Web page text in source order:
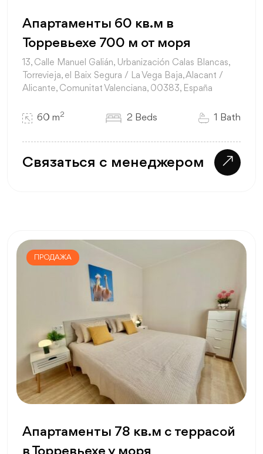
Апартаменты 60 кв.м в
Торревьехе 700 м от моря
13, Calle Manuel Galián, Urbanización Calas Blancas,
Torrevieja, el Baix Segura / La Vega Baja, Alacant /
Alicante, Comunitat Valenciana, 00383, España
60 m2 2 Beds 1 Bath
Связаться с менеджером
ПРОДАЖА
Апартаменты 78 кв.м с террасой